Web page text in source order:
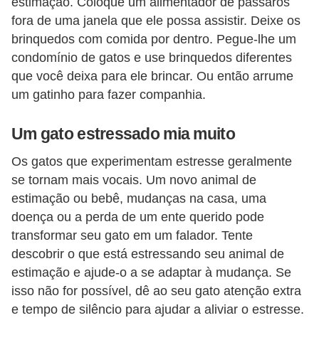
fora de uma janela que ele possa assistir. Deixe os
brinquedos com comida por dentro. Pegue-lhe um
condomínio de gatos e use brinquedos diferentes
que você deixa para ele brincar. Ou então arrume
um gatinho para fazer companhia.
Um gato estressado mia muito
Os gatos que experimentam estresse geralmente
se tornam mais vocais. Um novo animal de
estimação ou bebê, mudanças na casa, uma
doença ou a perda de um ente querido pode
transformar seu gato em um falador. Tente
descobrir o que está estressando seu animal de
estimação e ajude-o a se adaptar à mudança. Se
isso não for possível, dê ao seu gato atenção extra
e tempo de silêncio para ajudar a aliviar o estresse.
c
a
n
i
o
s
G
a
t
o
s
e